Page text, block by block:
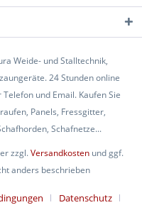
Weide- und Stalltechnik,
24 Stunden online
und Email. Kaufen Sie
Panels, Fressgitter,
Schafnetze...
zzgl.Versandkosten und ggf.
anders beschrieben
Datenschutz